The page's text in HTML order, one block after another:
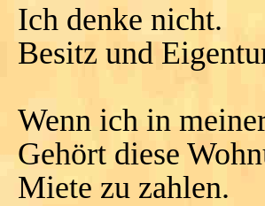
Ich denke nicht.
Besitz und
Wenn ich in
Gehört diese
Miete zu zahlen.